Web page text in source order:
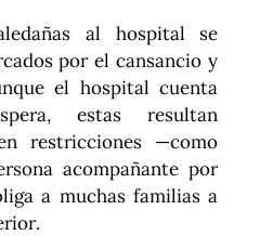
al hospital se
por el cansancio y
el hospital cuenta
estas resultan
restricciones —como
acompañante por
a muchas familias a